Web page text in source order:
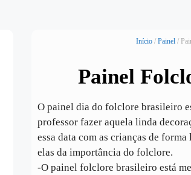
Início / Painel /
Painel
O painel dia do folclore brasileiro
professor fazer aquela linda
essa data com as crianças de
elas da importância do folclore.
-O painel folclore brasileiro está